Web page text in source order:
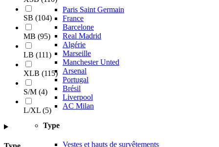
Paris Saint Germain
France
Barcelone
Real Madrid
Algérie
Marseille
Manchester Unted
Arsenal
Portugal
Brésil
Liverpool
AC Milan
Type
Vestes et hauts de survêtements
SB (104)
MB (95)
LB (111)
XLB (115)
S/M (4)
L/XL (5)